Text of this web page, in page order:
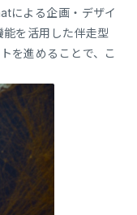
による企画・デザイ
を活用した伴走型
を進めることで、こ